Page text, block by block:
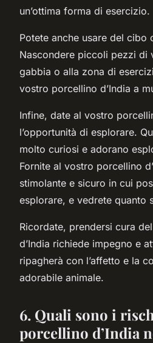
un’ottima forma di esercizio.
Potete anche usare del cibo
Nascondere piccoli pezzi di
gabbia o alla zona di
vostro porcellino d’India a
Infine, date al vostro
l’opportunità di esplorare.
molto curiosi e adorano
Fornite al vostro porcellino
stimolante e sicuro in cui
esplorare, e vedrete quanto
Ricordate, prendersi cura
d’India richiede impegno e
ripagherà con l’affetto e la
adorabile animale.
6. Quali sono i
porcellino d’India